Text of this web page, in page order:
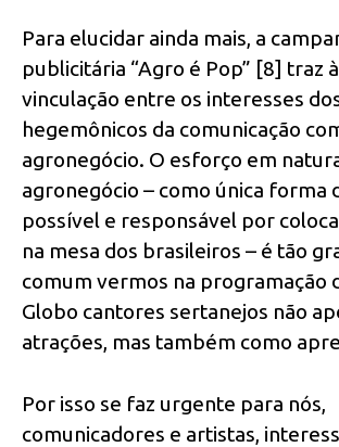
Para elucidar ainda mais, a
publicitária “Agro é Pop” [8] traz
vinculação entre os interesses
hegemônicos da comunicação
agronegócio. O esforço em
agronegócio – como única forma
possível e responsável por
na mesa dos brasileiros – é tão
comum vermos na programação
Globo cantores sertanejos não
atrações, mas também como
Por isso se faz urgente para nós,
comunicadores e artistas,